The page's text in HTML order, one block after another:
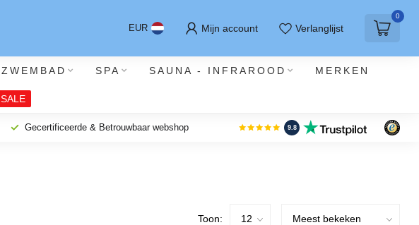
EUR Mijn account Verlanglijst
0
ZWEMBAD SPA SAUNA - INFRAROOD MERKEN
SALE
Gecertificeerde & Betrouwbaar webshop 9.8
Toon: